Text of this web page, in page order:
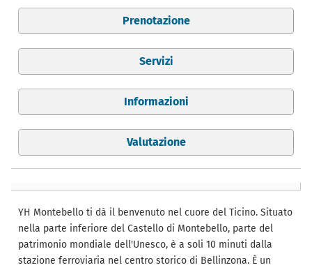
Prenotazione
Servizi
Informazioni
Valutazione
YH Montebello ti dà il benvenuto nel cuore del Ticino. Situato
nella parte inferiore del Castello di Montebello, parte del
patrimonio mondiale dell'Unesco, è a soli 10 minuti dalla
stazione ferroviaria nel centro storico di Bellinzona. È un